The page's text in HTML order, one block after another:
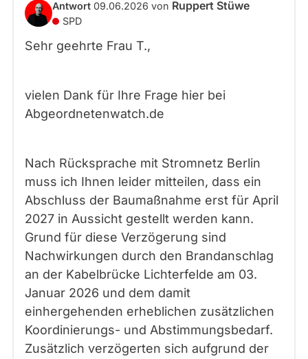
Antwort 09.06.2026 von Ruppert Stüwe
SPD
Sehr geehrte Frau T.,
vielen Dank für Ihre Frage hier bei
Abgeordnetenwatch.de
Nach Rücksprache mit Stromnetz Berlin
muss ich Ihnen leider mitteilen, dass ein
Abschluss der Baumaßnahme erst für April
2027 in Aussicht gestellt werden kann.
Grund für diese Verzögerung sind
Nachwirkungen durch den Brandanschlag
an der Kabelbrücke Lichterfelde am 03.
Januar 2026 und dem damit
einhergehenden erheblichen zusätzlichen
Koordinierungs- und Abstimmungsbedarf.
Zusätzlich verzögerten sich aufgrund der